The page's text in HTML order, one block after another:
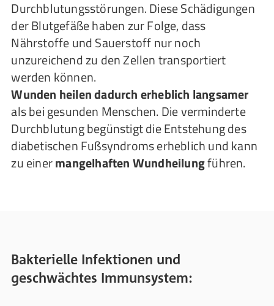
Durchblutungsstörungen. Diese Schädigungen
der Blutgefäße haben zur Folge, dass
Nährstoffe und Sauerstoff nur noch
unzureichend zu den Zellen transportiert
werden können.
Wunden heilen dadurch erheblich langsamer
als bei gesunden Menschen. Die verminderte
Durchblutung begünstigt die Entstehung des
diabetischen Fußsyndroms erheblich und kann
zu einermangelhaften Wundheilungführen.
Bakterielle Infektionen und
geschwächtes Immunsystem: